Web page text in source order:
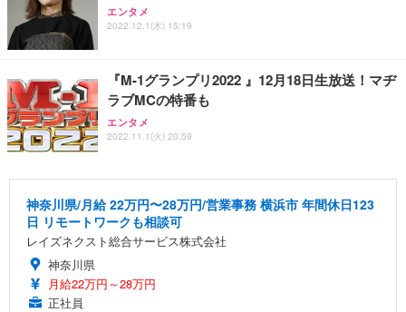
エンタメ
2022.12.1(木) 15:19
『M-1グランプリ2022 』12月18日生放送！マヂ
ラブMCの特番も
エンタメ
2022.11.1(火) 20:59
神奈川県/月給 22万円〜28万円/営業事務 横浜市 年間休日123
日 リモートワークも相談可
レイズネクスト総合サービス株式会社
神奈川県
月給22万円～28万円
正社員